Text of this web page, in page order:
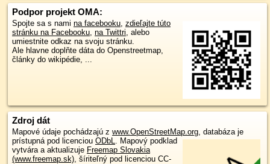
Podpor projekt OMA:
Spojte sa s nami na facebooku, zdieľajte túto
stránku na Facebooku, na Twittri, alebo
umiestnite odkaz na svoju stránku.
Ale hlavne doplňte dáta do Openstreetmap,
články do wikipédie, ...
Zdroj dát
Mapové údaje pochádzajú z www.OpenStreetMap.org, databáza je
prístupná pod licenciou ODbL. Mapový podklad
vytvára a aktualizuje Freemap Slovakia
(www.freemap.sk), šíriteľný pod licenciou CC-